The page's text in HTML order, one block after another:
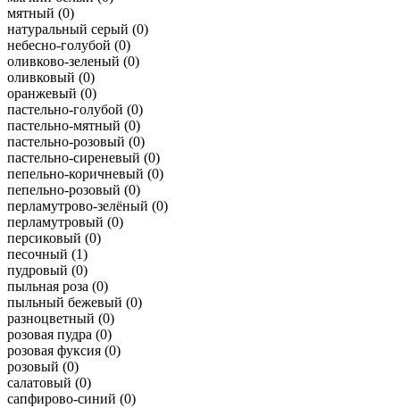
мятный (0)
натуральный серый (0)
небесно-голубой (0)
оливково-зеленый (0)
оливковый (0)
оранжевый (0)
пастельно-голубой (0)
пастельно-мятный (0)
пастельно-розовый (0)
пастельно-сиреневый (0)
пепельно-коричневый (0)
пепельно-розовый (0)
перламутрово-зелёный (0)
перламутровый (0)
персиковый (0)
песочный (1)
пудровый (0)
пыльная роза (0)
пыльный бежевый (0)
разноцветный (0)
розовая пудра (0)
розовая фуксия (0)
розовый (0)
салатовый (0)
сапфирово-синий (0)